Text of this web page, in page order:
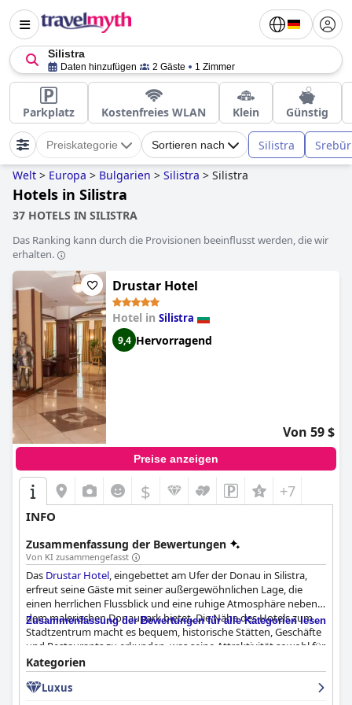
Silistra
Daten hinzufügen 2 Gäste 1 Zimmer
Parkplatz Kostenfreies WLAN Klein Günstig
Preiskategorie Sortieren nach Silistra
Welt > Europa > Bulgarien > Silistra > Silistra
Hotels in Silistra
37 HOTELS IN SILISTRA
Das Ranking kann durch die Provisionen beeinflusst werden, die wir
erhalten.
Drustar Hotel
Hotel in Silistra
9,4 Hervorragend
Von 59 $
Preise anzeigen
$ +7
INFO
Zusammenfassung der Bewertungen
Von KI zusammengefasst
Das Drustar Hotel, eingebettet am Ufer der Donau in Silistra,
erfreut seine Gäste mit seiner außergewöhnlichen Lage, die
einen herrlichen Flussblick und eine ruhige Atmosphäre neben
dem malerischen Donaupark bietet. Die Nähe des Hotels zum
Stadtzentrum macht es bequem, historische Stätten, Geschäfte
und Restaurants zu erkunden, was seine Attraktivität sowohl für
Entspannung als auch für Erkundungen erhöht. Der malerische
Flussblick und die reizvolle Parkanlage machen dasDrustar
Hotelzu einer bevorzugten Wahl für Besucher, die Komfort und
Zusammenfassung der Bewertungen für alle Kategorien lesen
Kategorien
Luxus